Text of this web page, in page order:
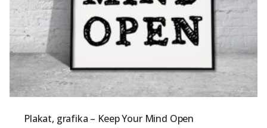
Plakat, grafika – Keep Your Mind Open